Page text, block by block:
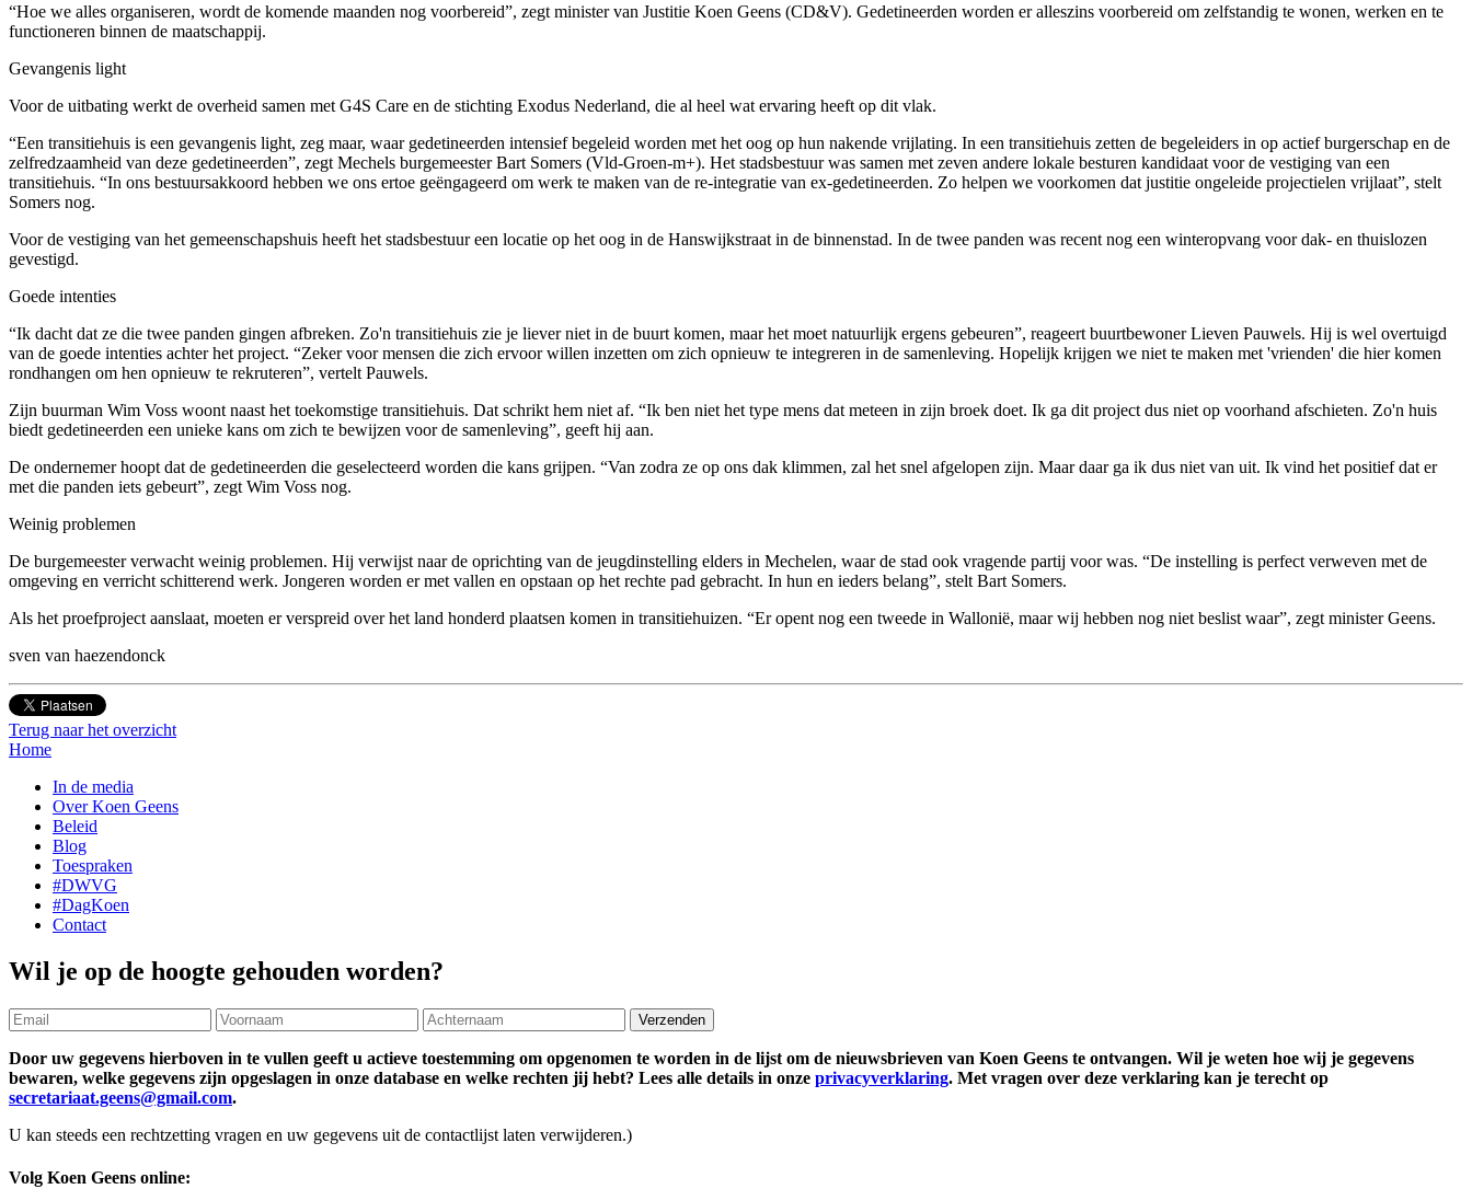
“Hoe we alles organiseren, wordt de komende maanden nog voorbereid”, zegt minister van Justitie Koen Geens (CD&V). Gedetineerden worden er alleszins voorbereid om zelfstandig te wonen, werken en te
functioneren binnen de maatschappij.
Gevangenis light
Voor de uitbating werkt de overheid samen met G4S Care en de stichting Exodus Nederland, die al heel wat ervaring heeft op dit vlak.
“Een transitiehuis is een gevangenis light, zeg maar, waar gedetineerden intensief begeleid worden met het oog op hun nakende vrijlating. In een transitiehuis zetten de begeleiders in op actief burgerschap en de
zelfredzaamheid van deze gedetineerden”, zegt Mechels burgemeester Bart Somers (Vld-Groen-m+). Het stadsbestuur was samen met zeven andere lokale besturen kandidaat voor de vestiging van een
transitiehuis. “In ons bestuursakkoord hebben we ons ertoe geëngageerd om werk te maken van de re-integratie van ex-gedetineerden. Zo helpen we voorkomen dat justitie ongeleide projectielen vrijlaat”, stelt
Somers nog.
Voor de vestiging van het gemeenschapshuis heeft het stadsbestuur een locatie op het oog in de Hanswijkstraat in de binnenstad. In de twee panden was recent nog een winteropvang voor dak- en thuislozen
gevestigd.
Goede intenties
“Ik dacht dat ze die twee panden gingen afbreken. Zo'n transitiehuis zie je liever niet in de buurt komen, maar het moet natuurlijk ergens gebeuren”, reageert buurtbewoner Lieven Pauwels. Hij is wel overtuigd
van de goede intenties achter het project. “Zeker voor mensen die zich ervoor willen inzetten om zich opnieuw te integreren in de samenleving. Hopelijk krijgen we niet te maken met 'vrienden' die hier komen
rondhangen om hen opnieuw te rekruteren”, vertelt Pauwels.
Zijn buurman Wim Voss woont naast het toekomstige transitiehuis. Dat schrikt hem niet af. “Ik ben niet het type mens dat meteen in zijn broek doet. Ik ga dit project dus niet op voorhand afschieten. Zo'n huis
biedt gedetineerden een unieke kans om zich te bewijzen voor de samenleving”, geeft hij aan.
De ondernemer hoopt dat de gedetineerden die geselecteerd worden die kans grijpen. “Van zodra ze op ons dak klimmen, zal het snel afgelopen zijn. Maar daar ga ik dus niet van uit. Ik vind het positief dat er
met die panden iets gebeurt”, zegt Wim Voss nog.
Weinig problemen
De burgemeester verwacht weinig problemen. Hij verwijst naar de oprichting van de jeugdinstelling elders in Mechelen, waar de stad ook vragende partij voor was. “De instelling is perfect verweven met de
omgeving en verricht schitterend werk. Jongeren worden er met vallen en opstaan op het rechte pad gebracht. In hun en ieders belang”, stelt Bart Somers.
Als het proefproject aanslaat, moeten er verspreid over het land honderd plaatsen komen in transitiehuizen. “Er opent nog een tweede in Wallonië, maar wij hebben nog niet beslist waar”, zegt minister Geens.
sven van haezendonck
Terug naar het overzicht
Home
In de media
Over Koen Geens
Beleid
Blog
Toespraken
#DWVG
#DagKoen
Contact
Wil je op de hoogte gehouden worden?
Door uw gegevens hierboven in te vullen geeft u actieve toestemming om opgenomen te worden in de lijst om de nieuwsbrieven van Koen Geens te ontvangen. Wil je weten hoe wij je gegevens
bewaren, welke gegevens zijn opgeslagen in onze database en welke rechten jij hebt? Lees alle details in onze privacyverklaring. Met vragen over deze verklaring kan je terecht op
secretariaat.geens@gmail.com.
U kan steeds een rechtzetting vragen en uw gegevens uit de contactlijst laten verwijderen.)
Volg Koen Geens online: